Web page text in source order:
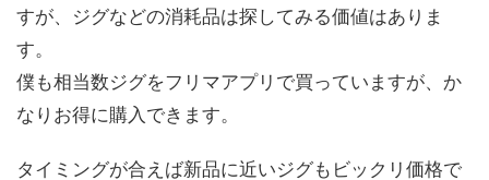
すが、ジグなどの消耗品は探してみる価値はありま
す。
僕も相当数ジグをフリマアプリで買っていますが、か
なりお得に購入できます。
タイミングが合えば新品に近いジグもビックリ価格で